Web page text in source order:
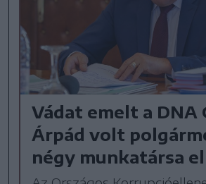
Vádat emelt a DNA
Árpád volt
négy munkatársa